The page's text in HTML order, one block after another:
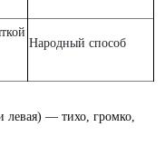
Народный способ
левая) — тихо, громко,